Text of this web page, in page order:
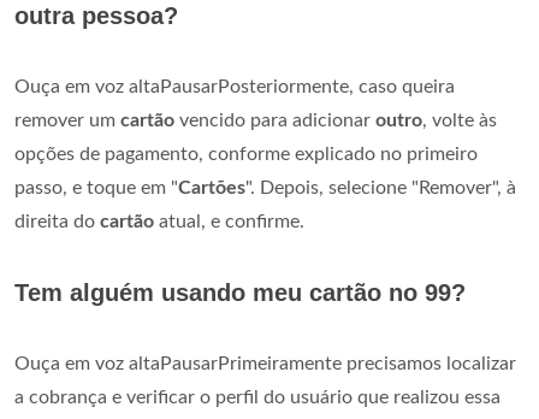
outra pessoa?
Ouça em voz altaPausarPosteriormente, caso queira
remover um cartão vencido para adicionar outro, volte às
opções de pagamento, conforme explicado no primeiro
passo, e toque em "Cartões". Depois, selecione "Remover", à
direita do cartão atual, e confirme.
Tem alguém usando meu cartão no 99?
Ouça em voz altaPausarPrimeiramente precisamos localizar
a cobrança e verificar o perfil do usuário que realizou essa